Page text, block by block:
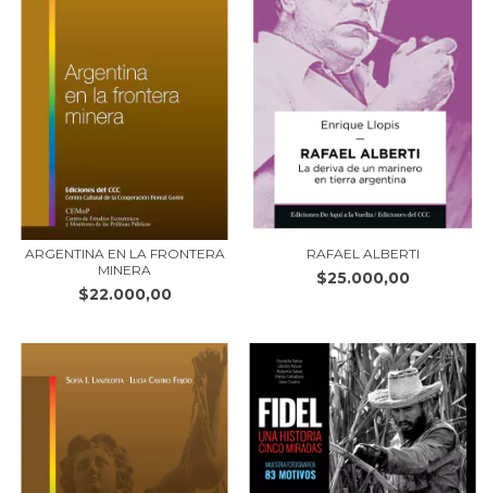
ARGENTINA EN LA FRONTERA
MINERA
$22.000,00
RAFAEL ALBERTI
$25.000,00